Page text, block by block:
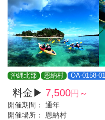
沖縄北部 恩納村 OA-0158-01
料金▶ 7,500円～
開催期間：
通年
開催場所：
恩納村